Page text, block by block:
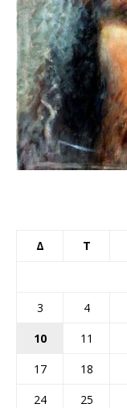
Δ Τ
3
4
10
11
17
18
24
25